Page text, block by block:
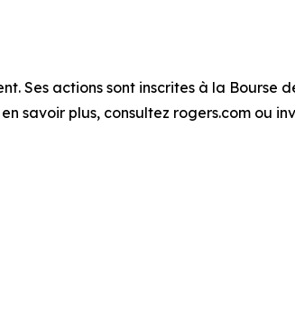
Ses actions sont inscrites à la Bourse
savoir plus, consultez rogers.com ou